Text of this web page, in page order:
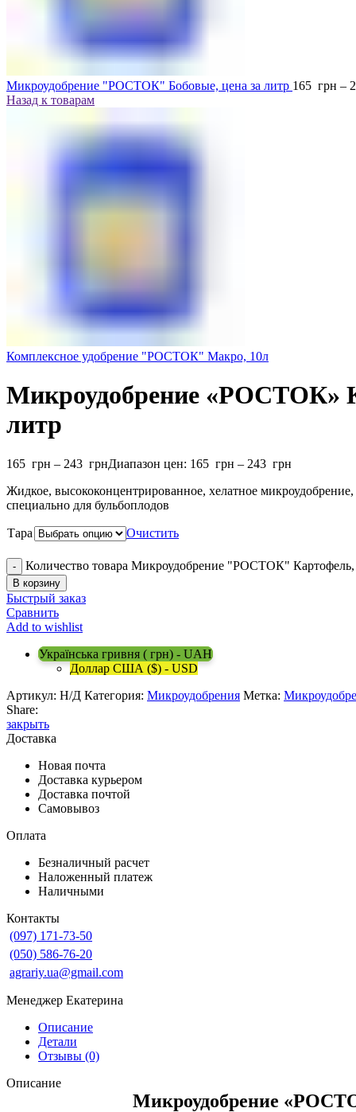
Микроудобрение "РОСТОК" Бобовые, цена за литр 165 грн –
Назад к товарам
Комплексное удобрение "РОСТОК" Макро, 10л
Микроудобрение «РОСТОК»
литр
165 грн – 243 грнДиапазон цен: 165 грн – 243 грн
Жидкое, высококонцентрированное, хелатное
специально для бульбоплодов
Тара Очистить
Количество товара Микроудобрение "РОСТОК" Картофель,
В корзину
Быстрый заказ
Сравнить
Add to wishlist
Українська гривня ( грн) - UAH
Доллар США ($) - USD
Артикул: Н/Д Категория: Микроудобрения Метка:
Share:
закрыть
Доставка
Новая почта
Доставка курьером
Доставка почтой
Самовывоз
Оплата
Безналичный расчет
Наложенный платеж
Наличными
Контакты
(097) 171-73-50
(050) 586-76-20
agrariy.ua@gmail.com
Менеджер Екатерина
Описание
Детали
Отзывы (0)
Описание
Микроудобрение